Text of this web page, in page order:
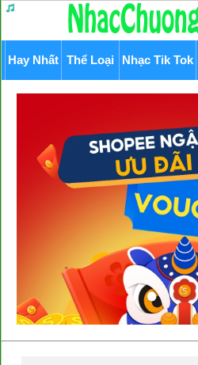
Hay Nhất Thể Loại Nhạc Tik Tok